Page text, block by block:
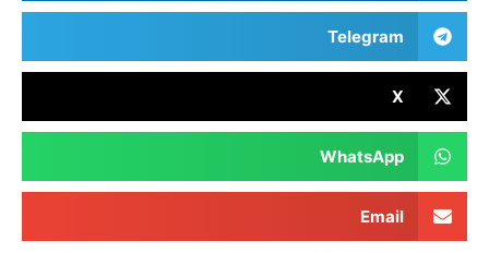
Telegram
X
WhatsApp
Email